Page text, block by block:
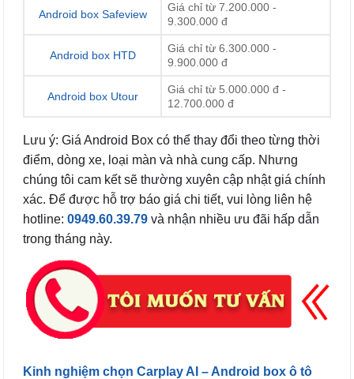
Android box Safeview
Giá chỉ từ 7.200.000 -
9.300.000 đ
Android box HTD
Giá chỉ từ 6.300.000 -
9.900.000 đ
Android box Utour
Giá chỉ từ 5.000.000 đ -
12.700.000 đ
Lưu ý: Giá Android Box có thể thay đổi theo từng thời
điểm, dòng xe, loại màn và nhà cung cấp. Nhưng
chúng tôi cam kết sẽ thường xuyên cập nhật giá chính
xác. Để được hỗ trợ báo giá chi tiết, vui lòng liên hệ
hotline: 0949.60.39.79 và nhận nhiều ưu đãi hấp dẫn
trong tháng này.
Kinh nghiệm chọn Carplay AI – Android box ô tô